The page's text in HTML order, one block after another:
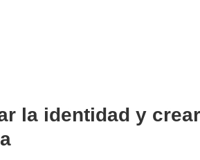
la identidad y